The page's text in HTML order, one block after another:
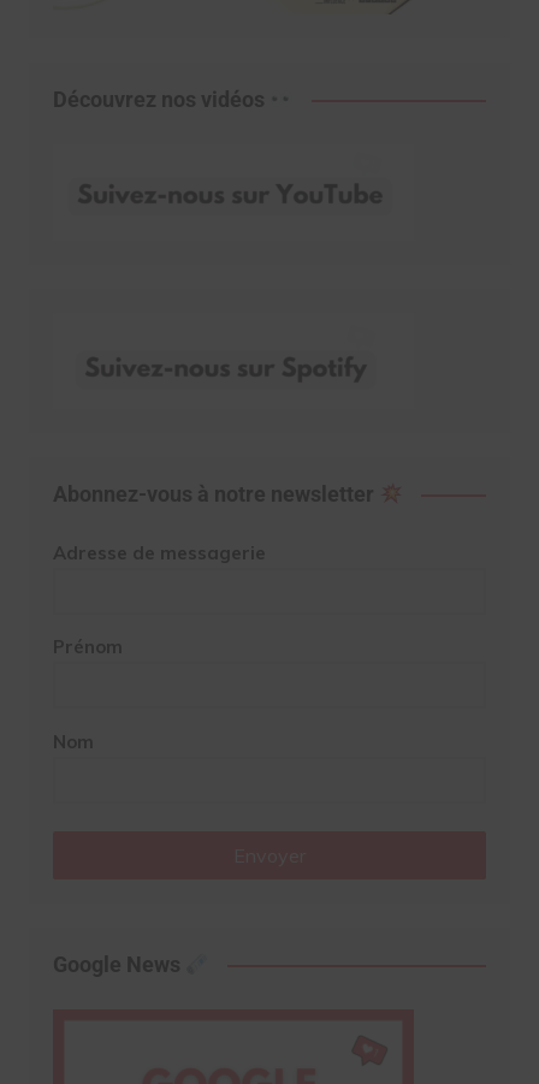
Découvrez nos vidéos
Abonnez-vous à notre newsletter
Adresse de messagerie
Prénom
Nom
Google News